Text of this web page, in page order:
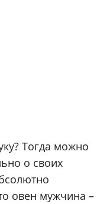
Тогда можно
о своих
овен мужчина –